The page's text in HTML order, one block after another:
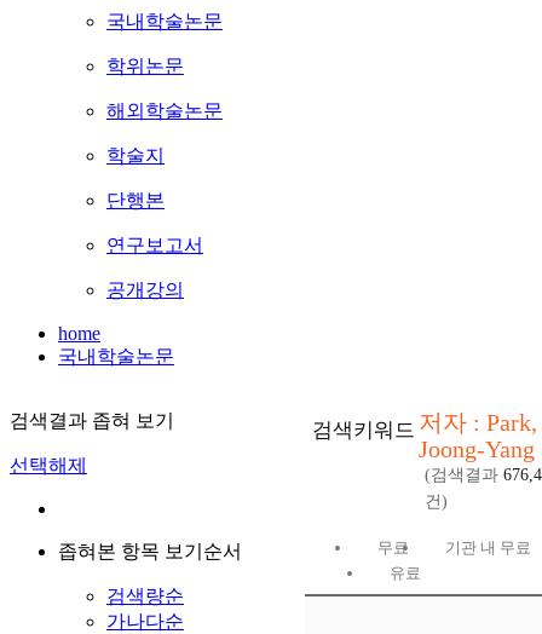
국내학술논문
학위논문
해외학술논문
학술지
단행본
연구보고서
공개강의
home
국내학술논문
검색결과 좁혀 보기
선택해제
좁혀본 항목 보기순서
검색량순
가나다순
검색키워드 저자 : Park,
Joong-Yang
(검색결과
건)
무료
기관 내 무료
유료